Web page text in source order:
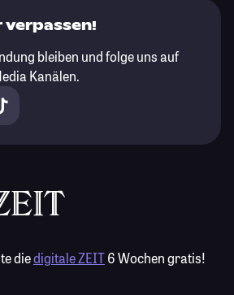
verpassen!
bleiben und folge uns auf
Kanälen.
diedigitale ZEIT6 Wochen gratis!